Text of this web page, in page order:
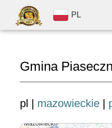
PL
Gmina
pl | mazowieckie |